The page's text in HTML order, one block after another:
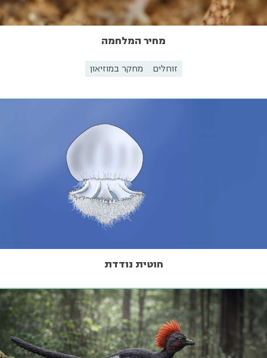
מחיר המלחמה
זוחלים מחקר במוזיאון
חוטית נודדת